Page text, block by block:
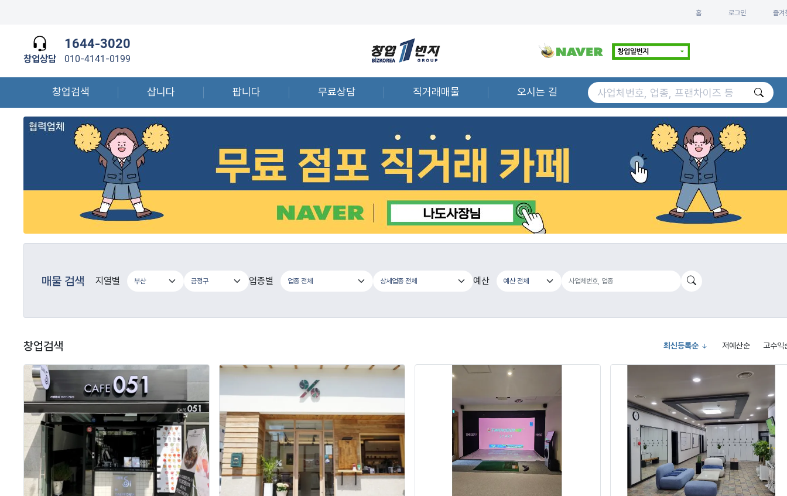
홈 로그인 즐겨
창업상담
1644-3020
010-4141-0199
창업검색 삽니다 팝니다 무료상담 직거래매물 오시는 길
매물 검색 지열별 업종별 예산
창업검색 최신등록순 저예산순 고수익